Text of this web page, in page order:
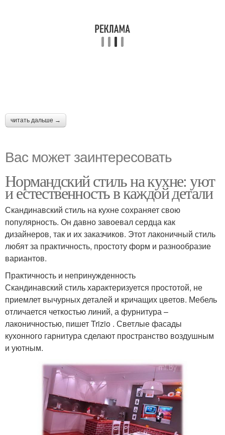
читать дальше →
Вас может заинтересовать
Нормандский стиль на кухне: уют
и естественность в каждой детали
Скандинавский стиль на кухне сохраняет свою
популярность. Он давно завоевал сердца как
дизайнеров, так и их заказчиков. Этот лаконичный стиль
любят за практичность, простоту форм и разнообразие
вариантов.
Практичность и непринужденность
Скандинавский стиль характеризуется простотой, не
приемлет вычурных деталей и кричащих цветов. Мебель
отличается четкостью линий, а фурнитура –
лаконичностью, пишет Trizio . Светлые фасады
кухонного гарнитура сделают пространство воздушным
и уютным.